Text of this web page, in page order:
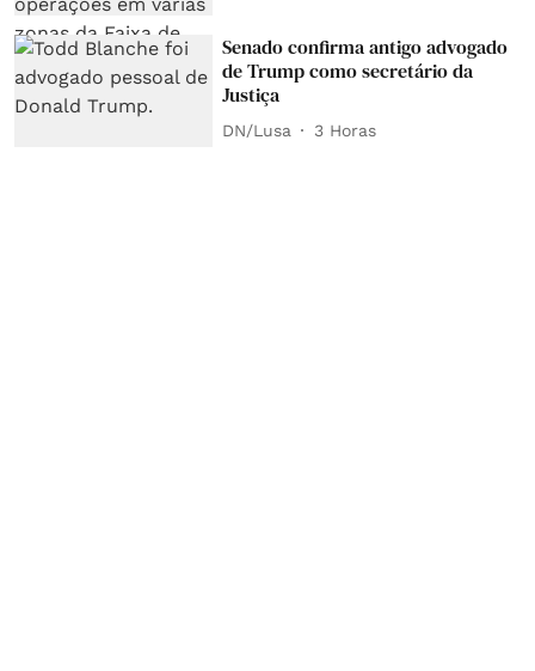
Senado confirma antigo advogado
de Trump como secretário da
Justiça
DN/Lusa 3 Horas